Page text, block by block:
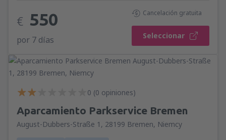
€ 550
por 7 días Seleccionar
Cancelación gratuita
0 (0 opiniones)
Aparcamiento Parkservice Bremen
August-Dubbers-Straße 1, 28199 Bremen, Niemcy